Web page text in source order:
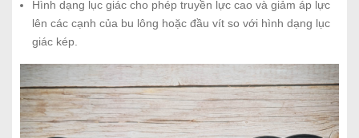
Hình dạng lục giác cho phép truyền lực cao và giảm áp lực
lên các cạnh của bu lông hoặc đầu vít so với hình dạng lục
giác kép.